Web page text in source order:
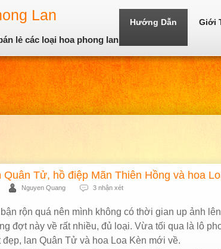
Lan
lẻ các loại hoa phong lan
Hướng Dẫn Giới
Quân Tử, hồ điệp Mãn Thiên Hồng và hoa
Nguyen Quang 3 nhận xét
rộn quá nên mình không có thời gian up ảnh
đợt này về rất nhiều, đủ loại. Vừa tối qua là lô
đẹp, lan Quân Tử và hoa Loa Kèn mới về.